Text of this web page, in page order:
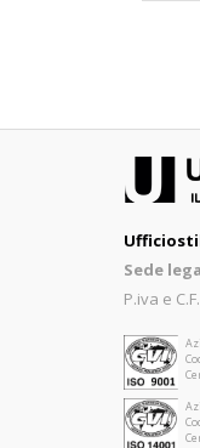
Sede
P.iva e